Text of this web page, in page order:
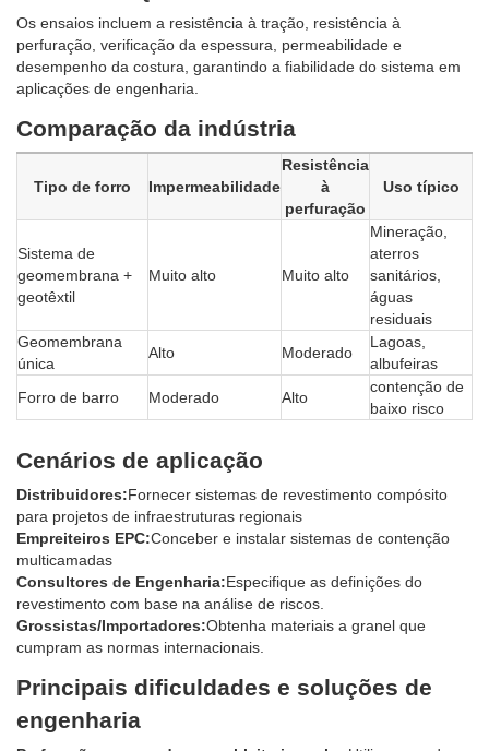
Os ensaios incluem a resistência à tração, resistência à
perfuração, verificação da espessura, permeabilidade e
desempenho da costura, garantindo a fiabilidade do sistema em
aplicações de engenharia.
Comparação da indústria
Tipo de forro Impermeabilidade
Resistência
à
perfuração
Uso típico
Sistema de
geomembrana +
geotêxtil
Muito alto Muito alto
Mineração,
aterros
sanitários,
águas
residuais
Geomembrana
única
Alto Moderado
Lagoas,
albufeiras
Forro de barro
Moderado Alto
contenção de
baixo risco
Cenários de aplicação
Distribuidores:Fornecer sistemas de revestimento compósito
para projetos de infraestruturas regionais
Empreiteiros EPC:Conceber e instalar sistemas de contenção
multicamadas
Consultores de Engenharia:Especifique as definições do
revestimento com base na análise de riscos.
Grossistas/Importadores:Obtenha materiais a granel que
cumpram as normas internacionais.
Principais dificuldades e soluções de
engenharia